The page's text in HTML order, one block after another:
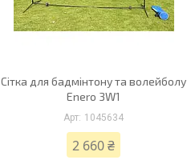
Сітка для бадмінтону та волейболу
Enero 3W1
1045634
2 660 ₴